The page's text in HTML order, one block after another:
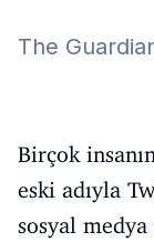
The
Birçok
eski adıyla
sosyal